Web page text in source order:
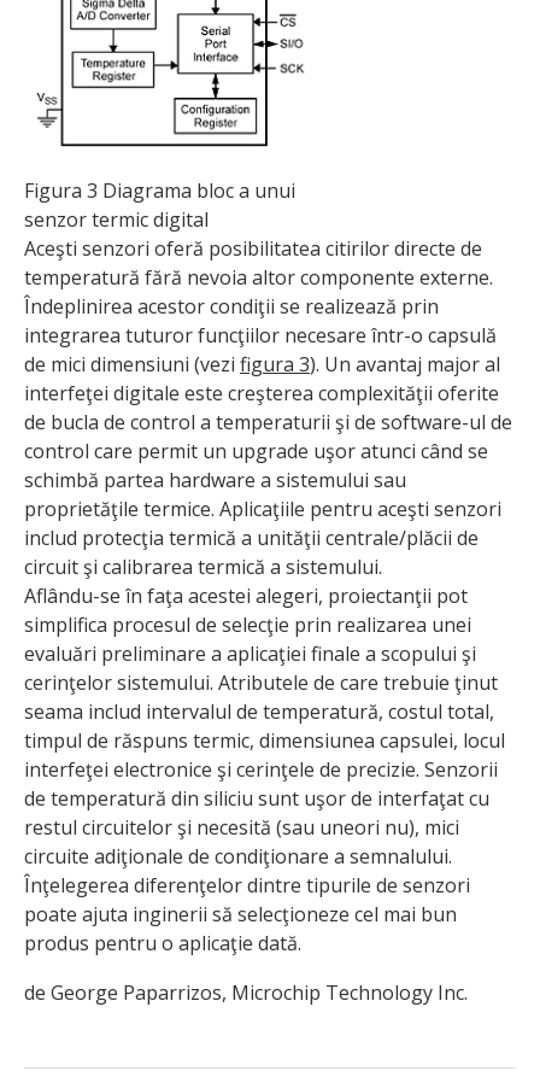
Figura 3 Diagrama bloc a unui
senzor termic digital
Aceşti senzori oferă posibilitatea citirilor directe de
temperatură fără nevoia altor componente externe.
Îndeplinirea acestor condiţii se realizează prin
integrarea tuturor funcţiilor necesare într-o capsulă
de mici dimensiuni (vezi figura 3). Un avantaj major al
interfeţei digitale este creşterea complexităţii oferite
de bucla de control a temperaturii şi de software-ul de
control care permit un upgrade uşor atunci când se
schimbă partea hardware a sistemului sau
proprietăţile termice. Aplicaţiile pentru aceşti senzori
includ protecţia termică a unităţii centrale/plăcii de
circuit şi calibrarea termică a sistemului.
Aflându-se în faţa acestei alegeri, proiectanţii pot
simplifica procesul de selecţie prin realizarea unei
evaluări preliminare a aplicaţiei finale a scopului şi
cerinţelor sistemului. Atributele de care trebuie ţinut
seama includ intervalul de temperatură, costul total,
timpul de răspuns termic, dimensiunea capsulei, locul
interfeţei electronice şi cerinţele de precizie. Senzorii
de temperatură din siliciu sunt uşor de interfaţat cu
restul circuitelor şi necesită (sau uneori nu), mici
circuite adiţionale de condiţionare a semnalului.
Înţelegerea diferenţelor dintre tipurile de senzori
poate ajuta inginerii să selecţioneze cel mai bun
produs pentru o aplicaţie dată.
de George Paparrizos, Microchip Technology Inc.